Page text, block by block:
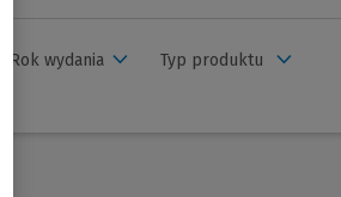
Rok wydania Typ produktu